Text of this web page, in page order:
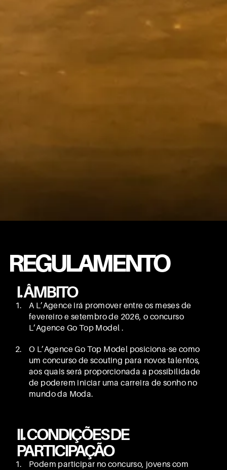
REGULAMENTO
I. ÂMBITO
A L’Agence irá promover entre os meses de
fevereiro e setembro de 2026, o concurso
L’Agence Go Top Model .
O L’Agence Go Top Model posiciona-se como
um concurso de scouting para novos talentos,
aos quais será proporcionada a possibilidade
de poderem iniciar uma carreira de sonho no
mundo da Moda.
II. CONDIÇÕES DE
PARTICIPAÇÃO
Podem participar no concurso, jovens com